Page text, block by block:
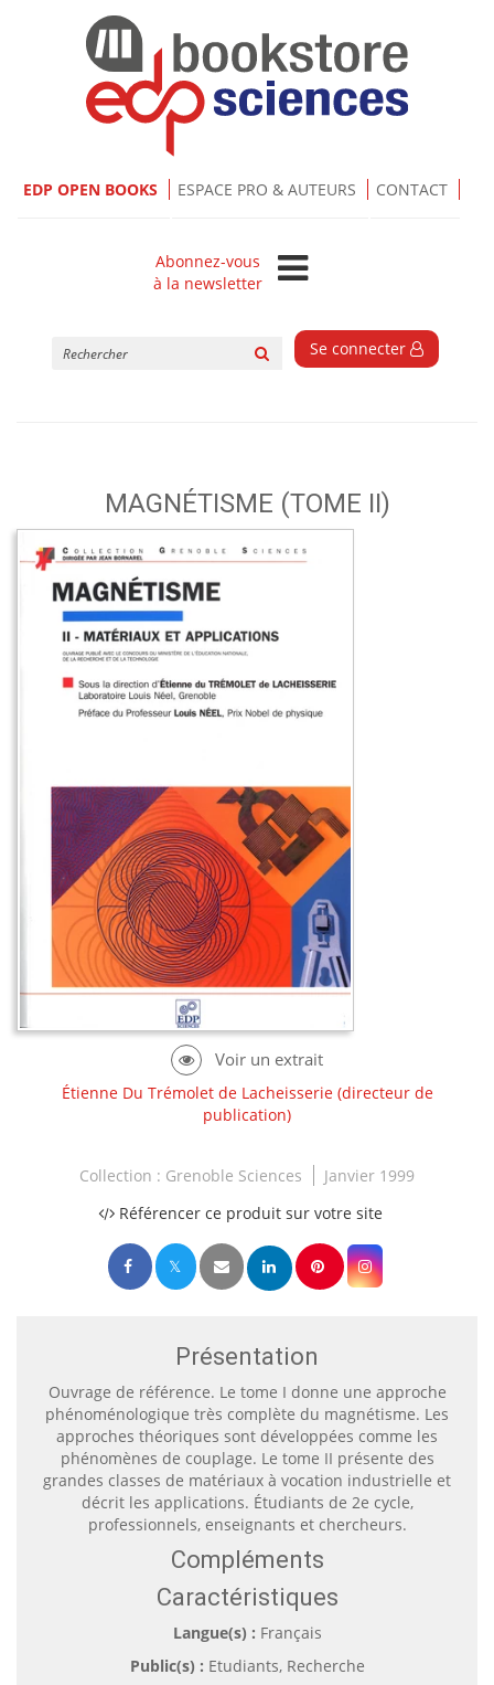
EDP OPEN BOOKS ESPACE PRO & AUTEURS CONTACT
Abonnez-vous
à la newsletter
Se connecter
MAGNÉTISME (TOME II)
Étienne Du Trémolet de Lacheisserie(directeur de
publication)
Collection : Grenoble Sciences
Janvier 1999
Référencer ce produit sur votre site
Présentation
Ouvrage de référence. Le tome I donne une approche
phénoménologique très complète du magnétisme. Les
approches théoriques sont développées comme les
phénomènes de couplage. Le tome II présente des
grandes classes de matériaux à vocation industrielle et
décrit les applications. Étudiants de 2e cycle,
professionnels, enseignants et chercheurs.
Compléments
Caractéristiques
Langue(s) : Français
Public(s) : Etudiants, Recherche